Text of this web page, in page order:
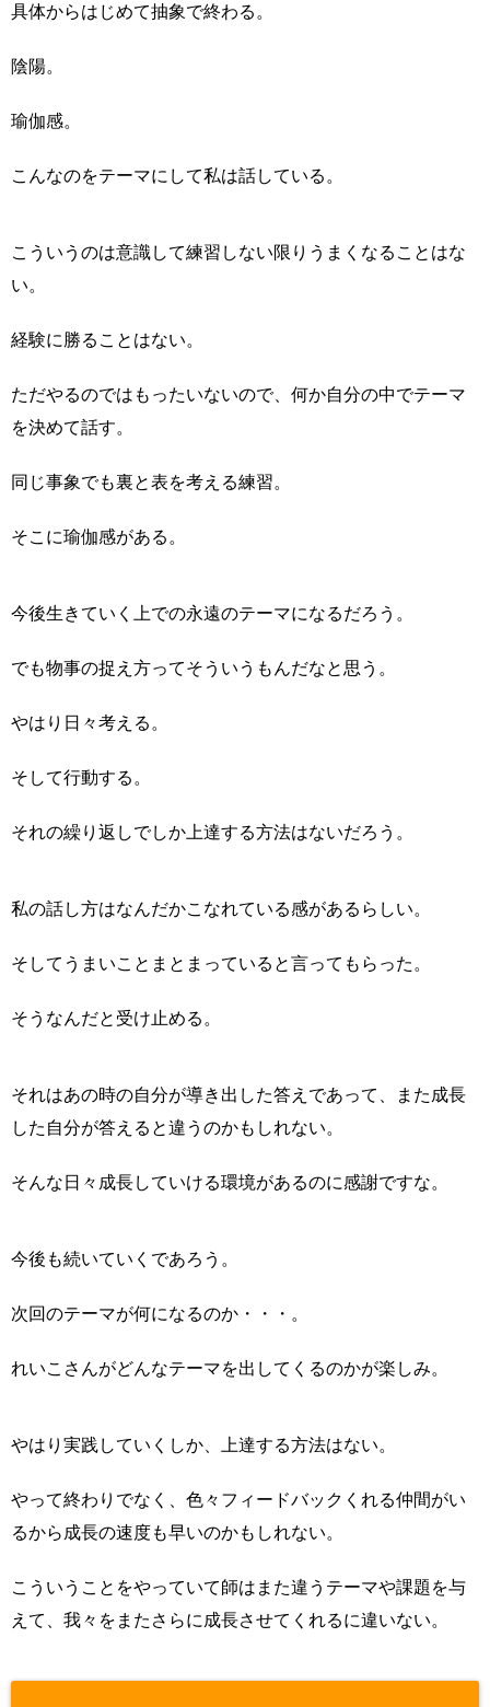
具体からはじめて抽象で終わる。
陰陽。
瑜伽感。
こんなのをテーマにして私は話している。
こういうのは意識して練習しない限りうまくなることはな
い。
経験に勝ることはない。
ただやるのではもったいないので、何か自分の中でテーマ
を決めて話す。
同じ事象でも裏と表を考える練習。
そこに瑜伽感がある。
今後生きていく上での永遠のテーマになるだろう。
でも物事の捉え方ってそういうもんだなと思う。
やはり日々考える。
そして行動する。
それの繰り返しでしか上達する方法はないだろう。
私の話し方はなんだかこなれている感があるらしい。
そしてうまいことまとまっていると言ってもらった。
そうなんだと受け止める。
それはあの時の自分が導き出した答えであって、また成長
した自分が答えると違うのかもしれない。
そんな日々成長していける環境があるのに感謝ですな。
今後も続いていくであろう。
次回のテーマが何になるのか・・・。
れいこさんがどんなテーマを出してくるのかが楽しみ。
やはり実践していくしか、上達する方法はない。
やって終わりでなく、色々フィードバックくれる仲間がい
るから成長の速度も早いのかもしれない。
こういうことをやっていて師はまた違うテーマや課題を与
えて、我々をまたさらに成長させてくれるに違いない。